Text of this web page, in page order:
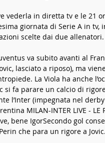
vederla in diretta tv e le 21
giornata di Serie A in
scelte dai due allenatori.
va subito avanti al
lasciato a riposo), ma
La Viola ha anche
si fa parare un calcio di
l’Inter (impegnata nel
MILAN-INTER LIVE - LE
bene IgorSecondo gol
che para un rigore a